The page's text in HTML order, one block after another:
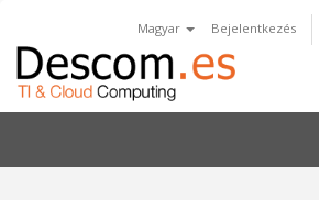
Magyar Bejelentkezés